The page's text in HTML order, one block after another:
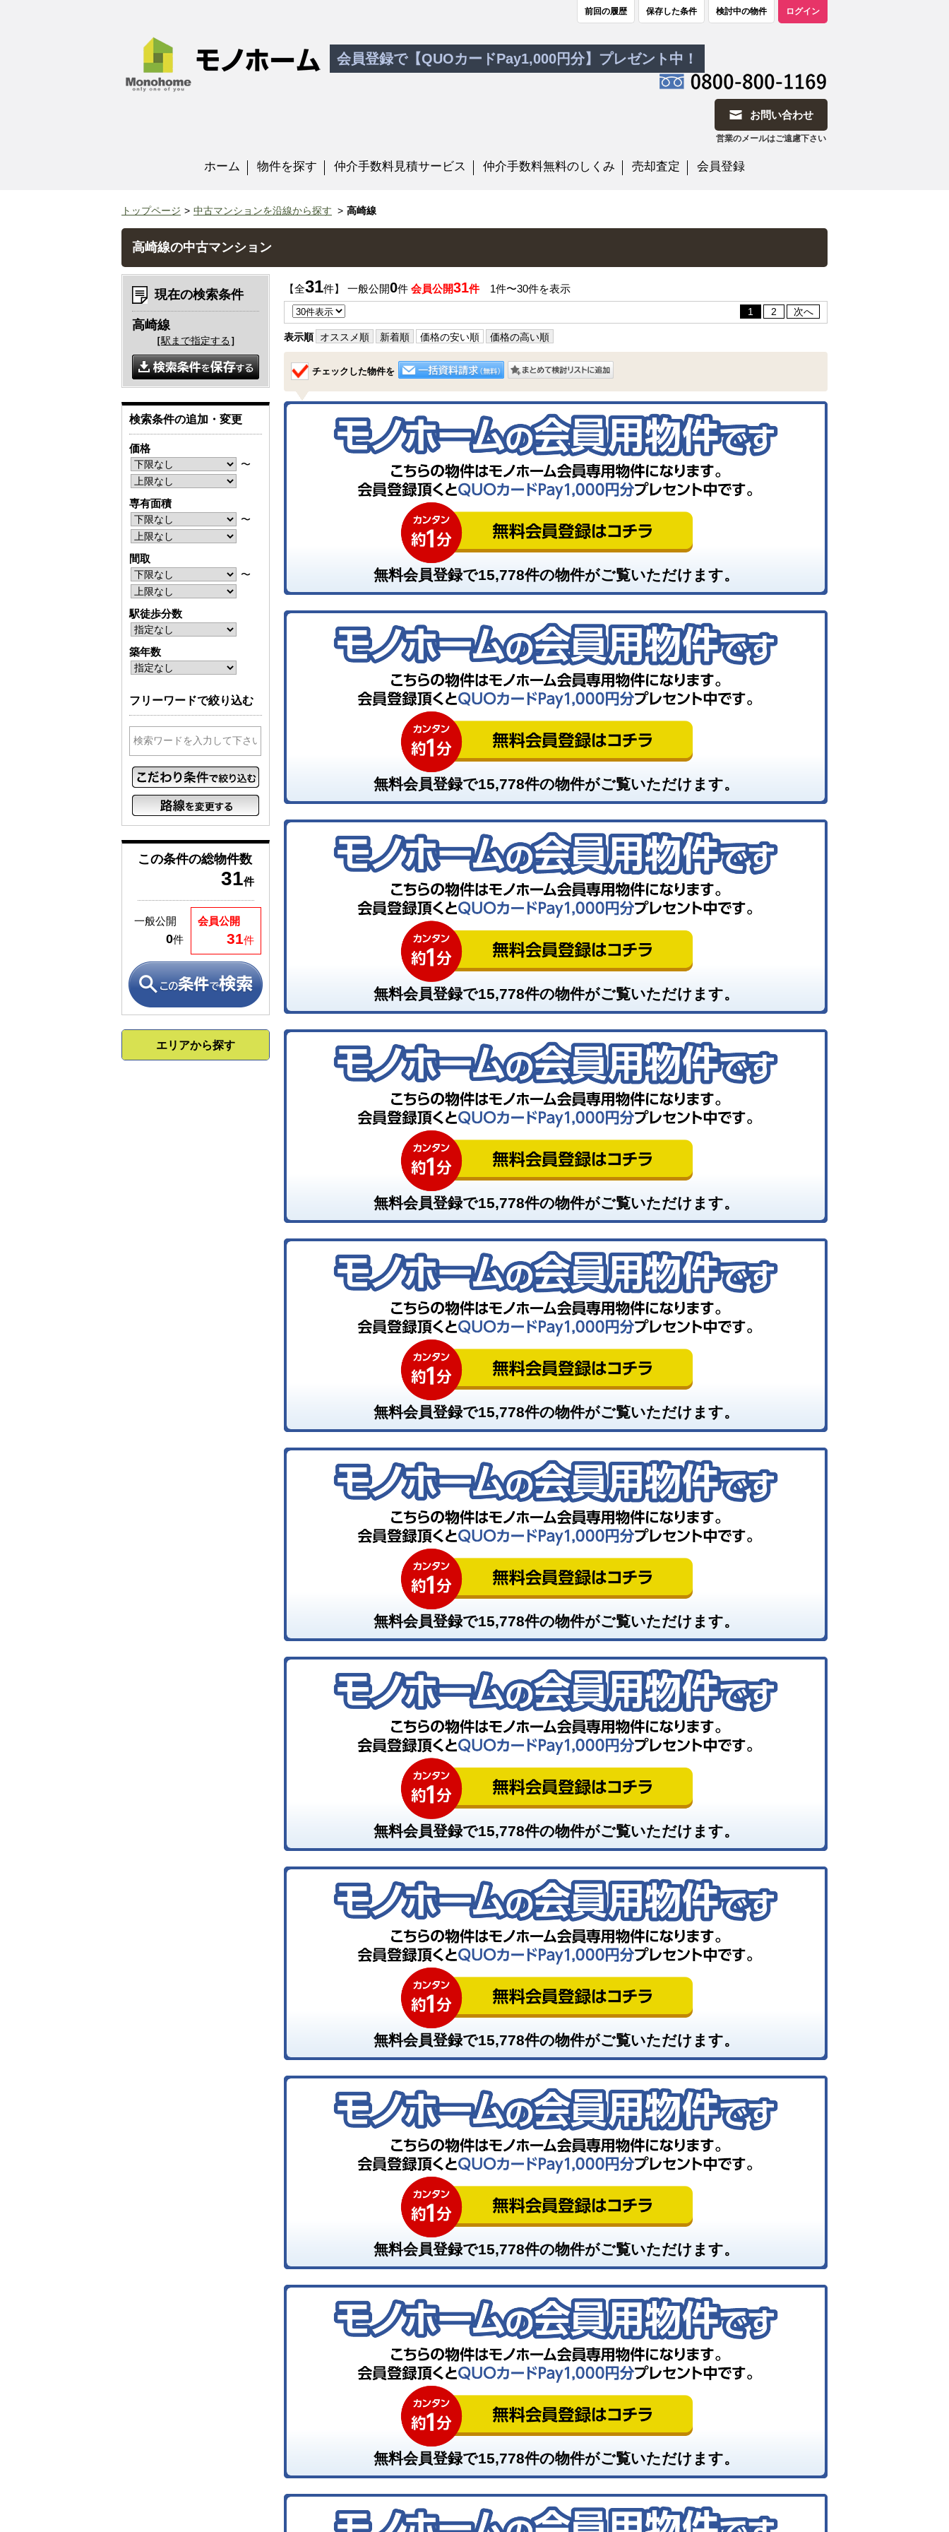
前回の履歴 保存した条件 検討中の物件 ログイン
会員登録で【QUOカードPay1,000円分】プレゼント中！
お問い合わせ
営業のメールはご遠慮下さい
ホーム 物件を探す 仲介手数料見積サービス 仲介手数料無料のしくみ 売却査定 会員登録
トップページ 中古マンションを沿線から探す 高崎線
高崎線の中古マンション
【全31件】 一般公開0件 会員公開31件1件〜30件を表示
1 2 次へ
表示順 オススメ順 新着順 価格の安い順 価格の高い順
チェックした物件を
無料会員登録で15,778件の物件がご覧いただけます。
無料会員登録で15,778件の物件がご覧いただけます。
無料会員登録で15,778件の物件がご覧いただけます。
無料会員登録で15,778件の物件がご覧いただけます。
無料会員登録で15,778件の物件がご覧いただけます。
無料会員登録で15,778件の物件がご覧いただけます。
無料会員登録で15,778件の物件がご覧いただけます。
無料会員登録で15,778件の物件がご覧いただけます。
無料会員登録で15,778件の物件がご覧いただけます。
無料会員登録で15,778件の物件がご覧いただけます。
現在の検索条件
高崎線
［駅まで指定する ］
検索条件の追加・変更
価格
〜
専有面積
〜
間取
〜
駅徒歩分数
築年数
フリーワードで絞り込む
この条件の総物件数
31件
会員公開
31件
一般公開
0件
エリアから探す